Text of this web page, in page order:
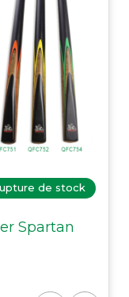
de stock
Spartan